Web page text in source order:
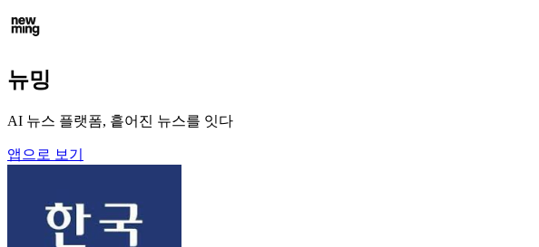
뉴밍
AI 뉴스 플랫폼, 흩어진 뉴스를 잇다
앱으로 보기